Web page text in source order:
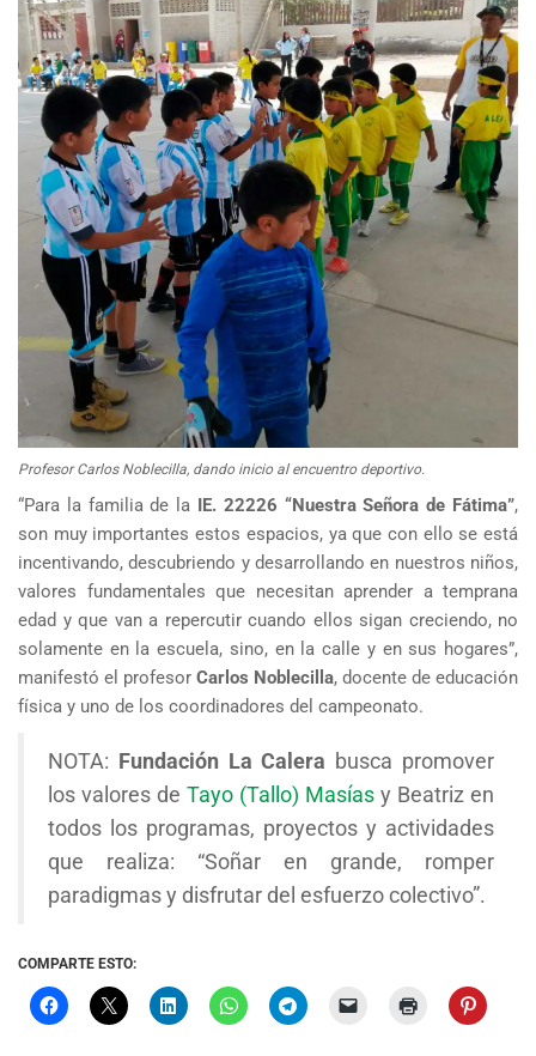
Profesor Carlos Noblecilla, dando inicio al encuentro deportivo.
“Para la familia de la IE. 22226 “Nuestra Señora de Fátima”,
son muy importantes estos espacios, ya que con ello se está
incentivando, descubriendo y desarrollando en nuestros niños,
valores fundamentales que necesitan aprender a temprana
edad y que van a repercutir cuando ellos sigan creciendo, no
solamente en la escuela, sino, en la calle y en sus hogares”,
manifestó el profesor Carlos Noblecilla, docente de educación
física y uno de los coordinadores del campeonato.
NOTA: Fundación La Calera busca promover
los valores de Tayo (Tallo) Masías y Beatriz en
todos los programas, proyectos y actividades
que realiza: “Soñar en grande, romper
paradigmas y disfrutar del esfuerzo colectivo”.
COMPARTE ESTO: